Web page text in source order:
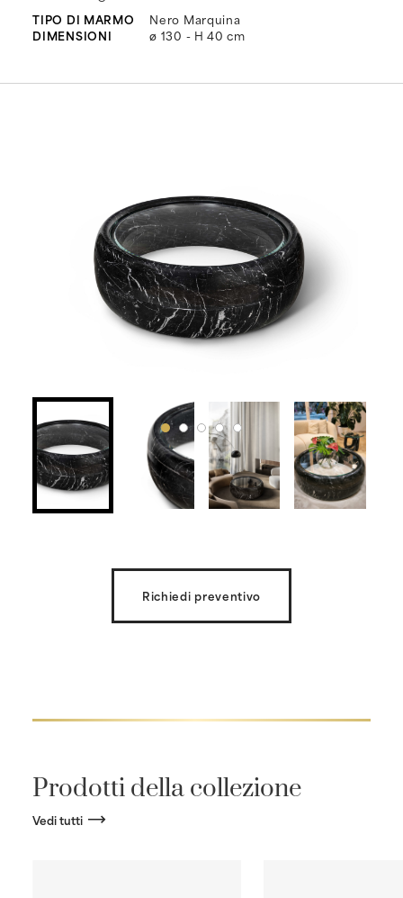
TIPO DI MARMO
Nero Marquina
DIMENSIONI
ø 130 - H 40 cm
Richiedi preventivo
Prodotti della collezione
Vedi tutti